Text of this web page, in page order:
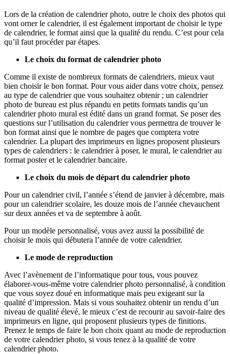
Lors de la création de calendrier photo, outre le choix des photos qui
vont orner le calendrier, il est également important de choisir le type
de calendrier, le format ainsi que la qualité du rendu. C’est pour cela
qu’il faut procéder par étapes.
Le choix du format de calendrier photo
Comme il existe de nombreux formats de calendriers, mieux vaut
bien choisir le bon format. Pour vous aider dans votre choix, pensez
au type de calendrier que vous souhaitez obtenir ; un calendrier
photo de bureau est plus répandu en petits formats tandis qu’un
calendrier photo mural est édité dans un grand format. Se poser des
questions sur l’utilisation du calendrier vous permettra de trouver le
bon format ainsi que le nombre de pages que comptera votre
calendrier. La plupart des imprimeurs en lignes proposent plusieurs
types de calendriers : le calendrier à poser, le mural, le calendrier au
format poster et le calendrier bancaire.
Le choix du mois de départ du calendrier photo
Pour un calendrier civil, l’année s’étend de janvier à décembre, mais
pour un calendrier scolaire, les douze mois de l’année chevauchent
sur deux années et va de septembre à août.
Pour un modèle personnalisé, vous avez aussi la possibilité de
choisir le mois qui débutera l’année de votre calendrier.
Le mode de reproduction
Avec l’avènement de l’informatique pour tous, vous pouvez
élaborer-vous-même votre calendrier photo personnalisé, à condition
que vous soyez doué en informatique mais peu exigeant sur la
qualité d’impression. Mais si vous souhaitez obtenir un rendu d’un
niveau de qualité élevé, le mieux c’est de recourir au savoir-faire des
imprimeurs en ligne, qui proposent plusieurs types de finitions.
Prenez le temps de faire le bon choix quant au mode de reproduction
de votre calendrier photo, si vous tenez à la qualité de votre
calendrier photo.